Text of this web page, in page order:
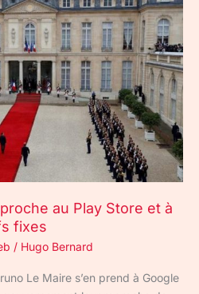
au Play Store et à
fixes
/ Hugo Bernard
Le Maire s’en prend à Google